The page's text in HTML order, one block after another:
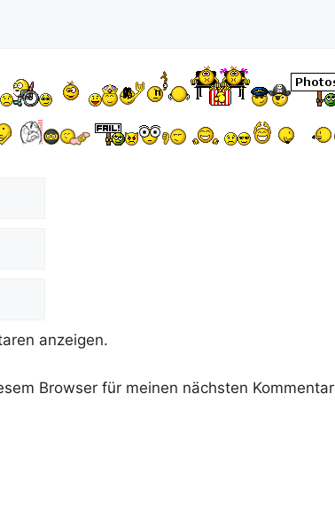
anzeigen.
Browser für meinen nächsten Kommentar